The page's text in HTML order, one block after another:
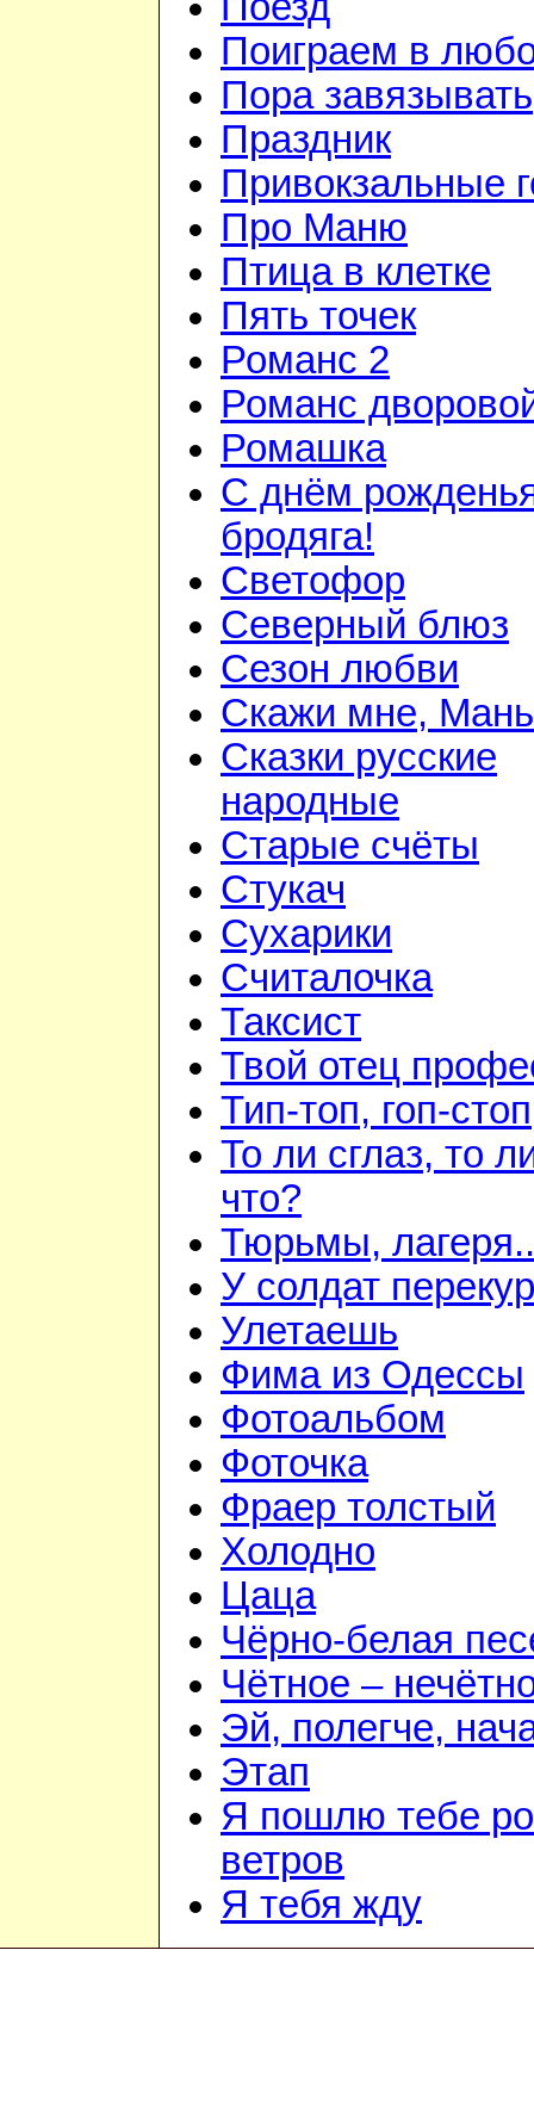
Поиграем в
Пора завязывать
Праздник
Привокзальные
Про Маню
Птица в клетке
Пять точек
Романс 2
Романс
Ромашка
С днём
бродяга!
Светофор
Северный блюз
Сезон любви
Скажи мне, Мань
Сказки русские
народные
Старые счёты
Стукач
Сухарики
Считалочка
Таксист
Твой отец
Тип-топ, гоп-стоп
То ли сглаз, то
что?
Тюрьмы,
У солдат перекур
Улетаешь
Фима из Одессы
Фотоальбом
Фоточка
Фраер толстый
Холодно
Цаца
Чёрно-белая
Чётное –
Эй, полегче,
Этап
Я пошлю тебе
ветров
Я тебя жду